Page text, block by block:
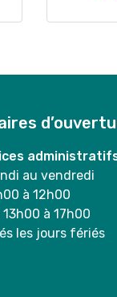
au vendredi
à 12h00
à 17h00
les jours fériés